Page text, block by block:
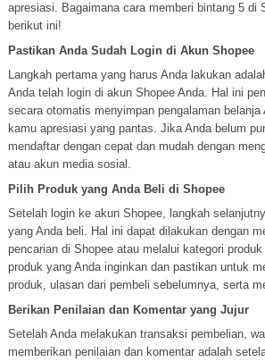
apresiasi. Bagaimana cara memberi bintang 5 di
berikut ini!
Pastikan Anda Sudah Login di Akun Shopee
Langkah pertama yang harus Anda lakukan
Anda telah login di akun Shopee Anda. Hal ini
secara otomatis menyimpan pengalaman belanja
kamu apresiasi yang pantas. Jika Anda belum
mendaftar dengan cepat dan mudah dengan
atau akun media sosial.
Pilih Produk yang Anda Beli di Shopee
Setelah login ke akun Shopee, langkah
yang Anda beli. Hal ini dapat dilakukan dengan
pencarian di Shopee atau melalui kategori
produk yang Anda inginkan dan pastikan untuk
produk, ulasan dari pembeli sebelumnya, serta
Berikan Penilaian dan Komentar yang Jujur
Setelah Anda melakukan transaksi pembelian,
memberikan penilaian dan komentar adalah